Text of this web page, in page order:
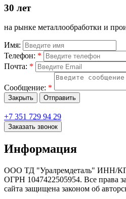
30 лет
на рынке металлообработки и
Имя:
Телефон: *
Почта: *
Сообщение: *
Закрыть Отправить
+7 351 729 94 29
Заказать звонок
Информация
ООО ТД "Уралремдеталь" ИНН/
ОГРН 1047422505954. Все права
сайта защищена законом об